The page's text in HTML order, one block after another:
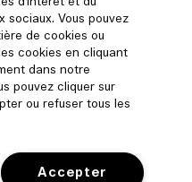
sociaux. Vous pouvez
de cookies ou
cookies en cliquant
dans notre
pouvez cliquer sur
ou refuser tous les
Accepter